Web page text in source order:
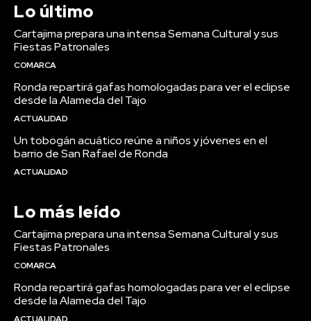
Lo último
Cartajima prepara una intensa Semana Cultural y sus
Fiestas Patronales
COMARCA
Ronda repartirá gafas homologadas para ver el eclipse
desde la Alameda del Tajo
ACTUALIDAD
Un tobogán acuático reúne a niños y jóvenes en el
barrio de San Rafael de Ronda
ACTUALIDAD
Lo más leído
Cartajima prepara una intensa Semana Cultural y sus
Fiestas Patronales
COMARCA
Ronda repartirá gafas homologadas para ver el eclipse
desde la Alameda del Tajo